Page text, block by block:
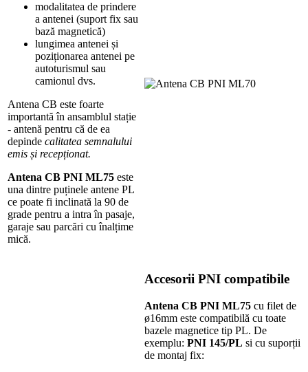
modalitatea de prindere
a antenei (suport fix sau
bază magnetică)
lungimea antenei și
poziționarea antenei pe
autoturismul sau
camionul dvs.
Antena CB este foarte
importantă în ansamblul stație
- antenă pentru că de ea
depinde calitatea semnalului
emis și recepționat.
Antena CB PNI ML75 este
una dintre puținele antene PL
ce poate fi inclinată la 90 de
grade pentru a intra în pasaje,
garaje sau parcări cu înalțime
mică.
Accesorii PNI compatibile
Antena CB PNI ML75 cu filet de
ø16mm este compatibilă cu toate
bazele magnetice tip PL. De
exemplu: PNI 145/PL si cu suporții
de montaj fix: